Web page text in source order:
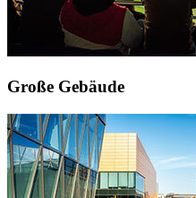
Große Gebäude